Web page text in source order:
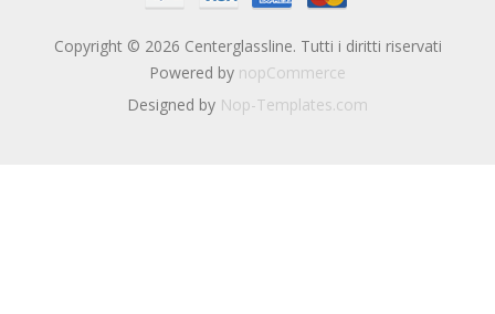
Copyright © 2026 Centerglassline. Tutti i diritti riservati
Powered by nopCommerce
Designed by Nop-Templates.com